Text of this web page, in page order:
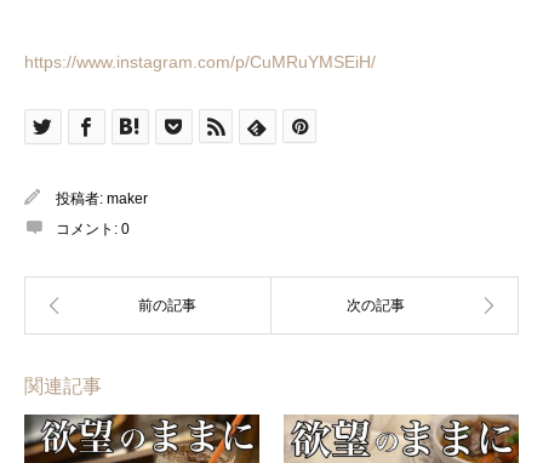
https://www.instagram.com/p/CuMRuYMSEiH/
投稿者: maker
コメント: 0
関連記事